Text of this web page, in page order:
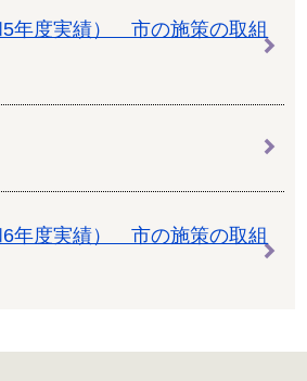
5年度実績） 市の施策の取組
6年度実績） 市の施策の取組